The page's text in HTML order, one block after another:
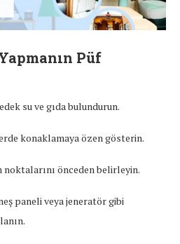
Püf
su ve gıda bulundurun.
konaklamaya özen gösterin.
noktalarını önceden belirleyin.
paneli veya jeneratör gibi